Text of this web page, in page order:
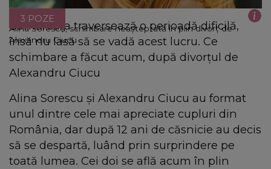
Alina Sorescu, schimbare neașteptată în plin divorț de
Alexandru Ciucu
3 POZE
Cântăreața traversează o perioadă dificilă,
însă nu lasă să se vadă acest lucru. Ce
schimbare a făcut acum, după divorțul de
Alexandru Ciucu
Alina Sorescu și Alexandru Ciucu au format
unul dintre cele mai apreciate cupluri din
România, dar după 12 ani de căsnicie au decis
să se despartă, luând prin surprindere pe
toată lumea. Cei doi se află acum în plin